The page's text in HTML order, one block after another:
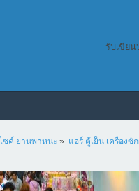
รับเขีย
ซค์ ยานพาหนะ » แอร์ ตู้เย็น เครื่อง